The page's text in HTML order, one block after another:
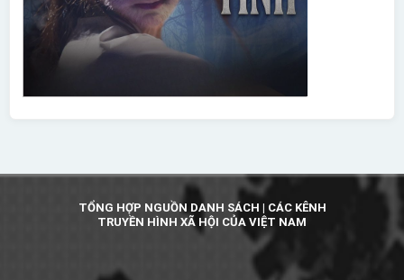
TỔNG HỢP NGUỒN DANH SÁCH | CÁC KÊNH
TRUYỀN HÌNH XÃ HỘI CỦA VIỆT NAM